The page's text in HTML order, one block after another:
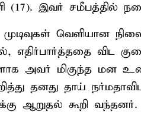
(17). இவர் சமீபத்தில்
முடிவுகள் வெளியான
எதிர்பார்த்ததை விட
அவர் மிகுந்த மன
தனது தாய்
ஆறுதல் கூறி வந்தனர்.